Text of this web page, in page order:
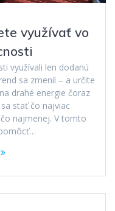
využívať vo
využívali len dodanú
sa zmenil – a určite
drahé energie čoraz
stať čo najviac
najmenej. V tomto